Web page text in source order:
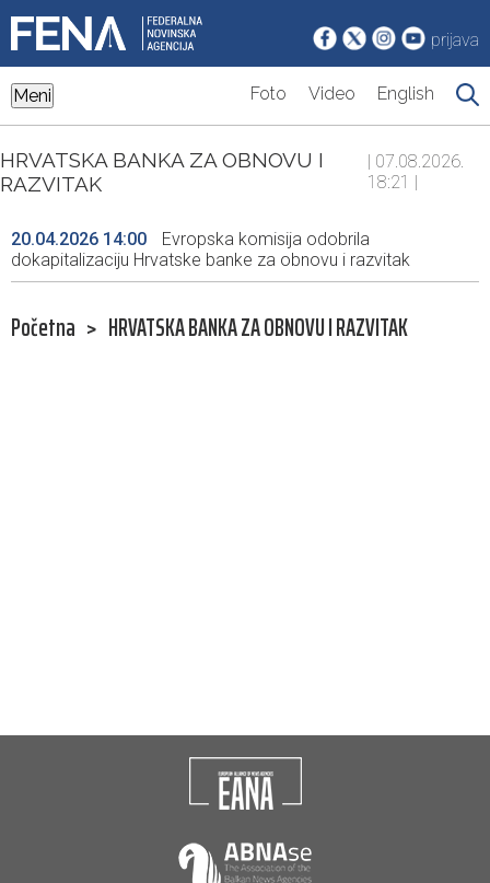
prijava
Meni Foto Video English
HRVATSKA BANKA ZA OBNOVU I
RAZVITAK
| 07.08.2026.
18:21 |
20.04.2026 14:00
Evropska komisija odobrila
dokapitalizaciju Hrvatske banke za obnovu i razvitak
Početna > HRVATSKA BANKA ZA OBNOVU I RAZVITAK